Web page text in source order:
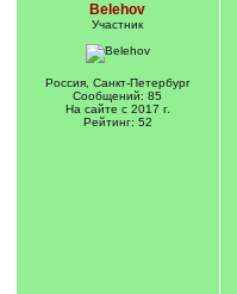
Belehov
Участник
Россия, Санкт-Петербург
Сообщений: 85
На сайте с 2017 г.
Рейтинг: 52